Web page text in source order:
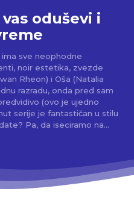
oduševi i
sve neophodne
noir estetika, zvezde
Rheon) i Oša (Natalia
razradu, onda pred sam
(ovo je ujedno
serije je fantastičan u stilu
Pa, da iseciramo na...